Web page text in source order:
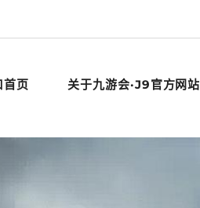
首页 关于九游会·J9官方网站